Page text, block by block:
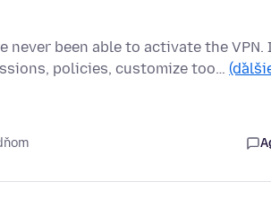
never been able to activate the
policies, customize too…